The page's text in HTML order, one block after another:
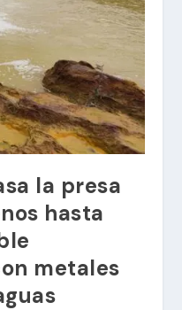
la presa
hasta
metales